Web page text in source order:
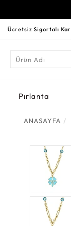
Ücretsiz Sigortalı
Pırlanta
ANASAYFA